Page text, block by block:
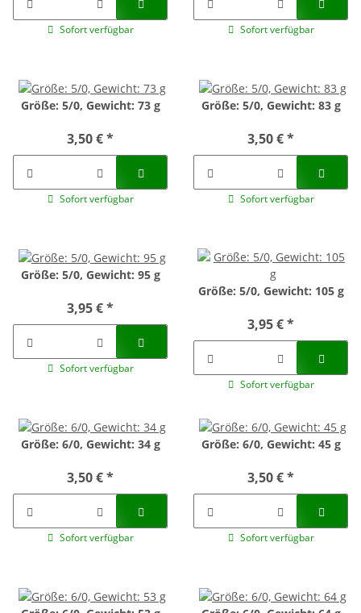
Sofort verfügbar Sofort verfügbar
Größe: 5/0, Gewicht: 73 g
3,50 €*
Sofort verfügbar
Größe: 5/0, Gewicht: 83 g
3,50 €*
Sofort verfügbar
Größe: 5/0, Gewicht: 95 g
3,95 €*
Sofort verfügbar
Größe: 5/0, Gewicht: 105 g
3,95 €*
Sofort verfügbar
Größe: 6/0, Gewicht: 34 g
3,50 €*
Sofort verfügbar
Größe: 6/0, Gewicht: 45 g
3,50 €*
Sofort verfügbar